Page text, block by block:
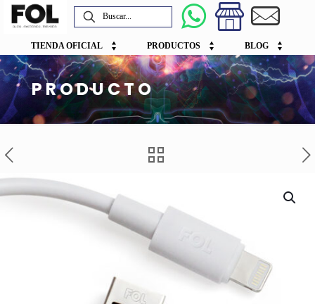
TIENDA OFICIAL PRODUCTOS BLOG
PRODUCTO